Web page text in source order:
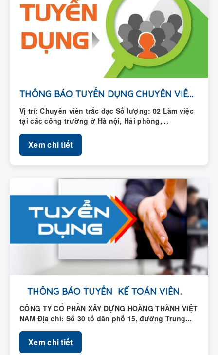
THÔNG BÁO TUYỂN DỤNG CHUYÊN VIÊN TRẮC ĐẠC
Vị trí: Chuyên viên trắc đạc Số lượng: 02 Làm việc
tại các công trường ở Hà nội, Hải phòng,...
Xem chi tiết
THÔNG BÁO TUYỂN KẾ TOÁN VIÊN.
CÔNG TY CỔ PHẦN XÂY DỰNG HOÀNG THÀNH VIỆT
NAM Địa chỉ: Số 30 tổ dân phố 15, đường Trung...
Xem chi tiết